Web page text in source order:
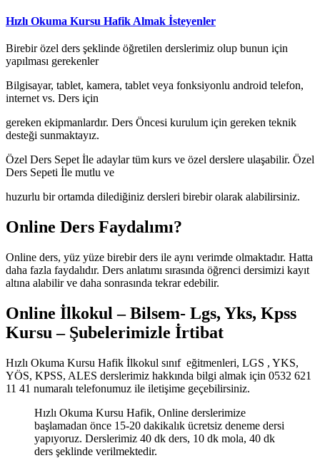
Hızlı Okuma Kursu Hafik Almak İsteyenler
Birebir özel ders şeklinde öğretilen derslerimiz olup bunun için
yapılması gerekenler
Bilgisayar, tablet, kamera, tablet veya fonksiyonlu android telefon,
internet vs. Ders için
gereken ekipmanlardır. Ders Öncesi kurulum için gereken teknik
desteği sunmaktayız.
Özel Ders Sepet İle adaylar tüm kurs ve özel derslere ulaşabilir. Özel
Ders Sepeti İle mutlu ve
huzurlu bir ortamda dilediğiniz dersleri birebir olarak alabilirsiniz.
Online Ders Faydalımı?
Online ders, yüz yüze birebir ders ile aynı verimde olmaktadır. Hatta
daha fazla faydalıdır. Ders anlatımı sırasında öğrenci dersimizi kayıt
altına alabilir ve daha sonrasında tekrar edebilir.
Online İlkokul – Bilsem- Lgs, Yks, Kpss
Kursu – Şubelerimizle İrtibat
Hızlı Okuma Kursu Hafik İlkokul sınıf eğitmenleri, LGS , YKS,
YÖS, KPSS, ALES derslerimiz hakkında bilgi almak için 0532 621
11 41 numaralı telefonumuz ile iletişime geçebilirsiniz.
Hızlı Okuma Kursu Hafik, Online derslerimize
başlamadan önce 15-20 dakikalık ücretsiz deneme dersi
yapıyoruz. Derslerimiz 40 dk ders, 10 dk mola, 40 dk
ders şeklinde verilmektedir.